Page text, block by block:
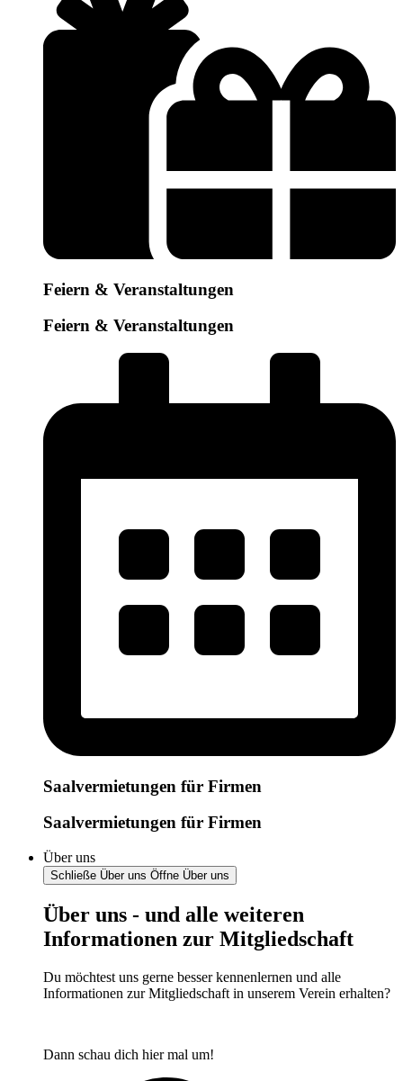
Feiern & Veranstaltungen
Feiern & Veranstaltungen
Saalvermietungen für Firmen
Saalvermietungen für Firmen
Über uns
Schließe Über uns Öffne Über uns
Über uns - und alle weiteren
Informationen zur Mitgliedschaft
Du möchtest uns gerne besser kennenlernen und alle
Informationen zur Mitgliedschaft in unserem Verein erhalten?
Dann schau dich hier mal um!